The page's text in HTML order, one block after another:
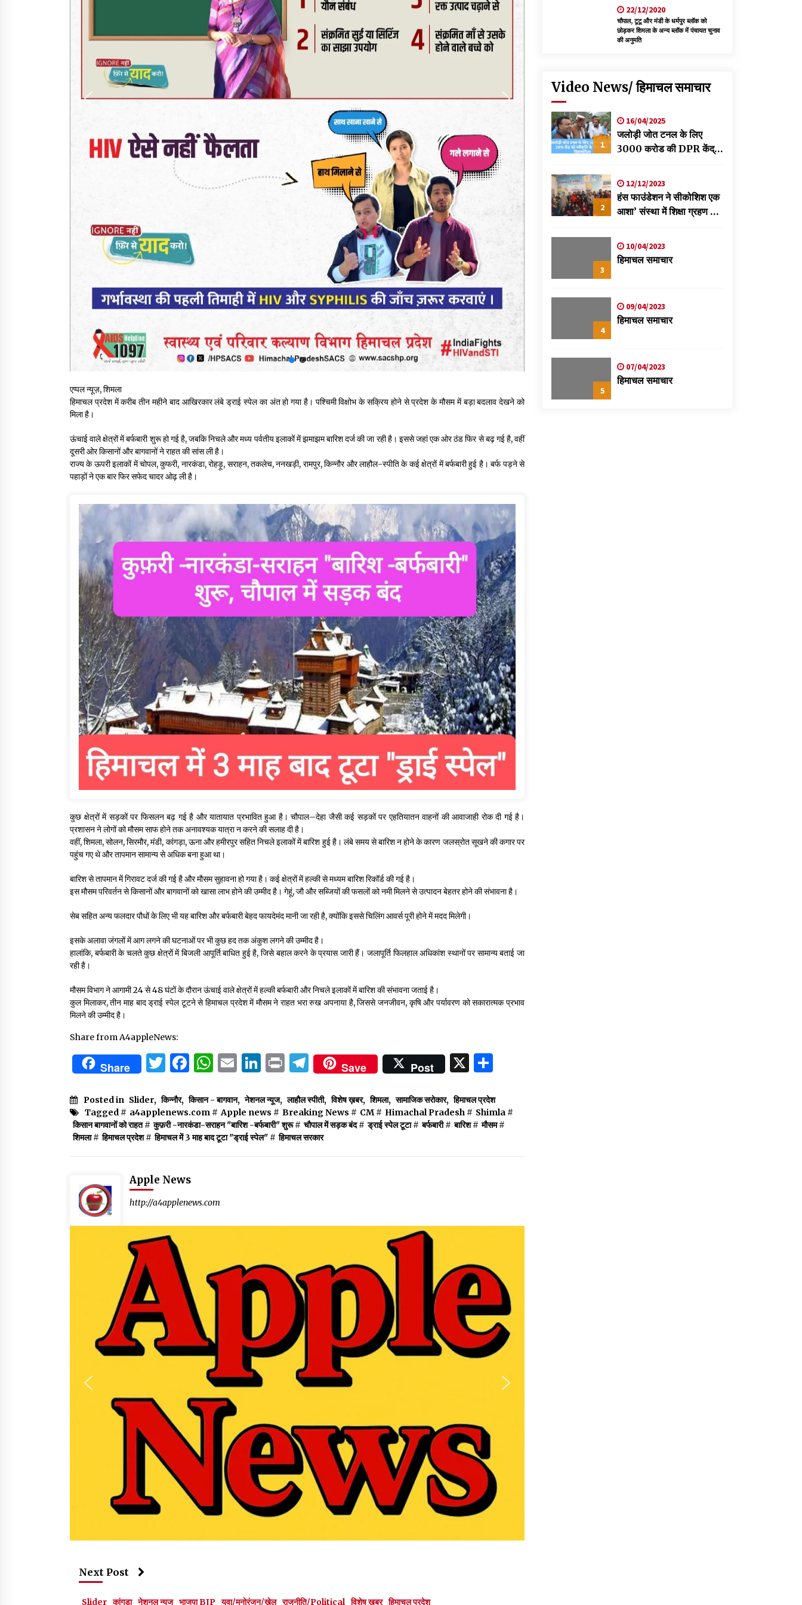
एप्पल न्यूज़, शिमला
हिमाचल प्रदेश में करीब तीन महीने बाद आखिरकार लंबे ड्राई स्पेल का अंत हो गया है। पश्चिमी विक्षोभ के सक्रिय होने से प्रदेश के मौसम में बड़ा बदलाव देखने को
मिला है।
ऊंचाई वाले क्षेत्रों में बर्फबारी शुरू हो गई है, जबकि निचले और मध्य पर्वतीय इलाकों में झमाझम बारिश दर्ज की जा रही है। इससे जहां एक ओर ठंड फिर से बढ़ गई है, वहीं
दूसरी ओर किसानों और बागवानों ने राहत की सांस ली है।
राज्य के ऊपरी इलाकों में चोपल, कुफरी, नारकंडा, रोहड़ू, सराहन, तकलेच, ननखड़ी, रामपुर, किन्नौर और लाहौल-स्पीति के कई क्षेत्रों में बर्फबारी हुई है। बर्फ पड़ने से
पहाड़ों ने एक बार फिर सफेद चादर ओढ़ ली है।
कुछ क्षेत्रों में सड़कों पर फिसलन बढ़ गई है और यातायात प्रभावित हुआ है। चौपाल–देहा जैसी कई सड़कों पर एहतियातन वाहनों की आवाजाही रोक दी गई है।
प्रशासन ने लोगों को मौसम साफ होने तक अनावश्यक यात्रा न करने की सलाह दी है।
वहीं, शिमला, सोलन, सिरमौर, मंडी, कांगड़ा, ऊना और हमीरपुर सहित निचले इलाकों में बारिश हुई है। लंबे समय से बारिश न होने के कारण जलस्रोत सूखने की कगार पर
पहुंच गए थे और तापमान सामान्य से अधिक बना हुआ था।
बारिश से तापमान में गिरावट दर्ज की गई है और मौसम सुहावना हो गया है। कई क्षेत्रों में हल्की से मध्यम बारिश रिकॉर्ड की गई है।
इस मौसम परिवर्तन से किसानों और बागवानों को खासा लाभ होने की उम्मीद है। गेहूं, जौ और सब्जियों की फसलों को नमी मिलने से उत्पादन बेहतर होने की संभावना है।
सेब सहित अन्य फलदार पौधों के लिए भी यह बारिश और बर्फबारी बेहद फायदेमंद मानी जा रही है, क्योंकि इससे चिलिंग आवर्स पूरी होने में मदद मिलेगी।
इसके अलावा जंगलों में आग लगने की घटनाओं पर भी कुछ हद तक अंकुश लगने की उम्मीद है।
हालांकि, बर्फबारी के चलते कुछ क्षेत्रों में बिजली आपूर्ति बाधित हुई है, जिसे बहाल करने के प्रयास जारी हैं। जलापूर्ति फिलहाल अधिकांश स्थानों पर सामान्य बताई जा
रही है।
मौसम विभाग ने आगामी 24 से 48 घंटों के दौरान ऊंचाई वाले क्षेत्रों में हल्की बर्फबारी और निचले इलाकों में बारिश की संभावना जताई है।
कुल मिलाकर, तीन माह बाद ड्राई स्पेल टूटने से हिमाचल प्रदेश में मौसम ने राहत भरा रुख अपनाया है, जिससे जनजीवन, कृषि और पर्यावरण को सकारात्मक प्रभाव
मिलने की उम्मीद है।
Share from A4appleNews:
Share Twitter
Facebook
WhatsApp
EmailLinkedIn
PrintTelegram
Save Post X
Posted in Slider, किन्नौर, किसान - बागवान, नेशनल न्यूज, लाहौल स्पीती, विशेष ख़बर, शिमला, सामाजिक सरोकार, हिमाचल प्रदेश
Tagged # a4applenews.com # Apple news # Breaking News # CM# Himachal Pradesh # Shimla #
किसान बागवानों को राहत# कुफ़री -नारकंडा-सराहन "बारिश -बर्फबारी" शुरू# चौपाल में सड़क बंद# ड्राई स्पेल टूटा# बर्फबारी# बारिश# मौसम#
शिमला# हिमाचल प्रदेश# हिमाचल में 3 माह बाद टूटा "ड्राई स्पेल" # हिमाचल सरकार
Apple News
http://a4applenews.com
Next Post
Slider कांगड़ा नेशनल न्यूज भाजपा BJP युवा/मनोरंजन/खेल राजनीति/Political विशेष ख़बर हिमाचल प्रदेश
22/12/2020
चौपाल, टूटू और मंडी के धर्मपुर ब्लॉक को
छोड़कर शिमला के अन्य ब्लॉक में पंचायत चुनाव
की अनुमति
Video News/ हिमाचल समाचार
1
16/04/2025
जलोड़ी जोत टनल के लिए
3000 करोड की DPR केंद्र
विक्रमादित्य
2
12/12/2023
हंस फाउंडेशन ने सीकोशिश एक
आशा’ संस्था में शिक्षा ग्रहण कर
स्वास्थ्य शिविर
3
10/04/2023
हिमाचल समाचार
4
09/04/2023
हिमाचल समाचार
5
07/04/2023
हिमाचल समाचार